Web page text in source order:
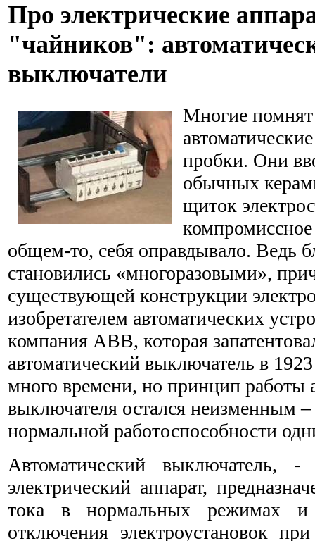
Про электрические
"чайников":
выключатели
Многие помнят
пробки. Они
обычных
щиток
общем-то, себя оправдывало. Ведь
становились «многоразовыми»,
существующей конструкции
изобретателем автоматических
компания АВВ, которая
автоматический выключатель в
много времени, но принцип работы
выключателя остался неизменным –
нормальной работоспособности
Автоматический выключатель,
электрический аппарат,
тока в нормальных режимах и
отключения электроустановок